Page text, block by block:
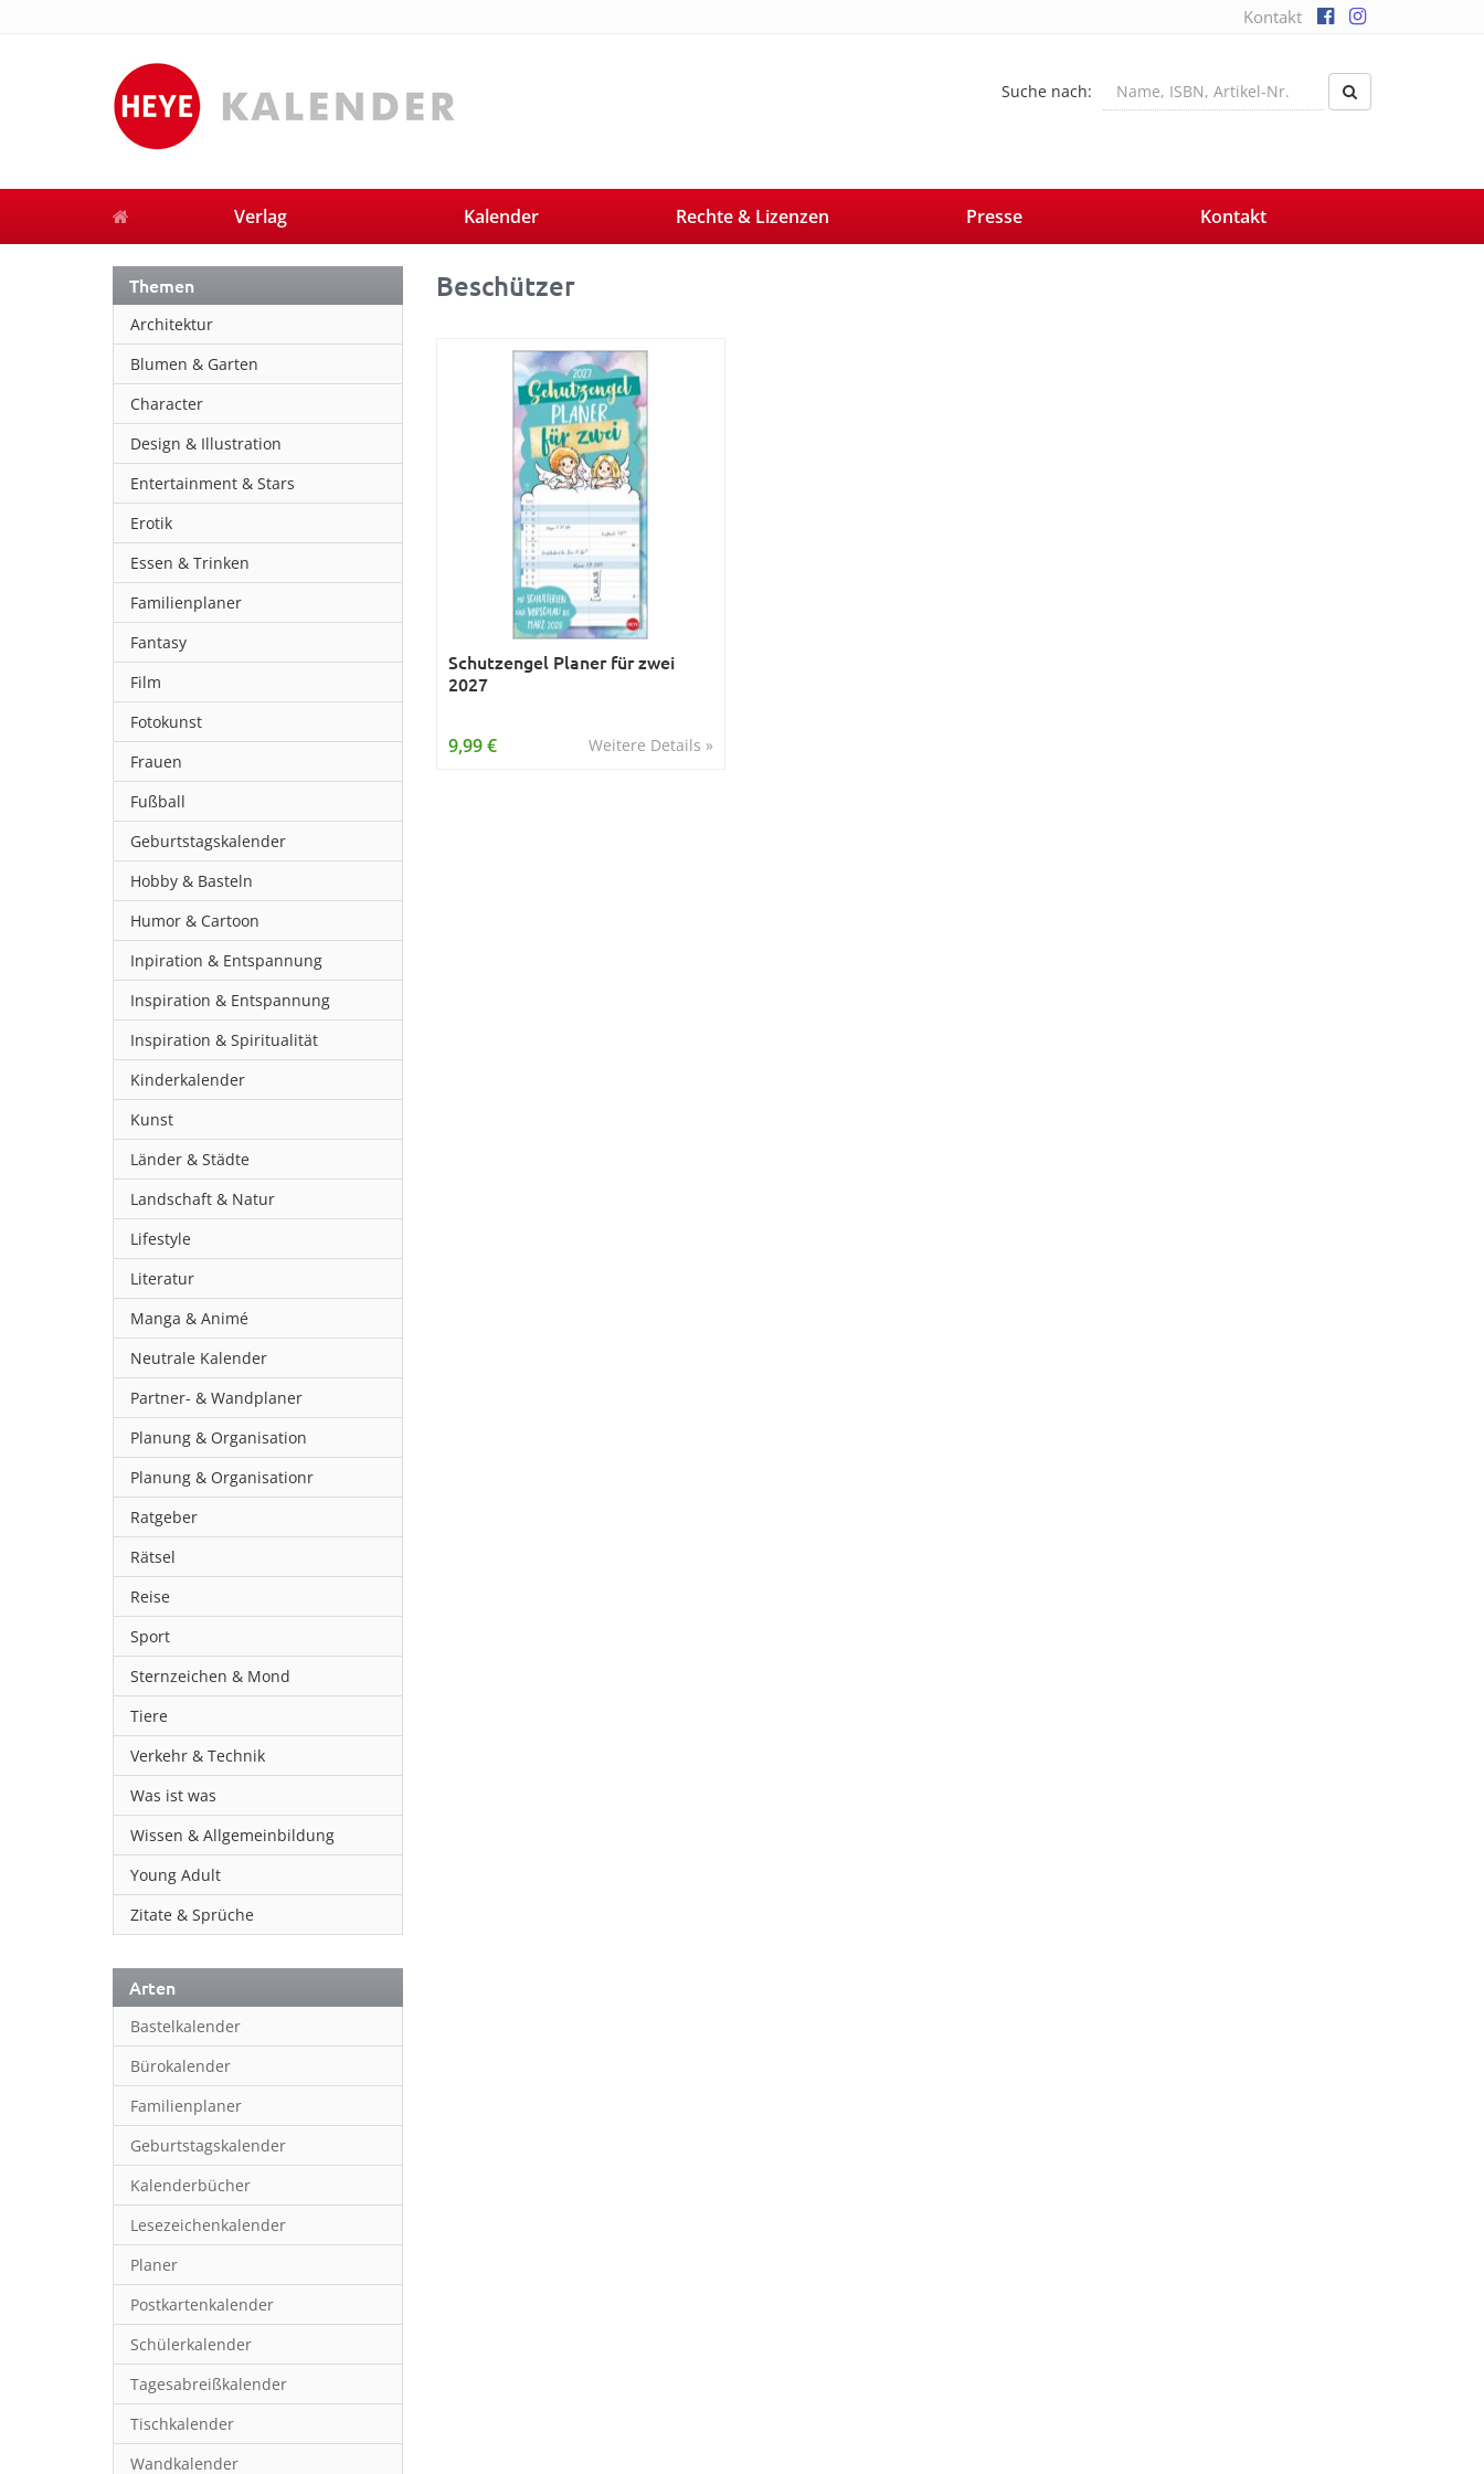
Kontakt
Suche nach:
Verlag Kalender Rechte & Lizenzen Presse Kontakt
Themen
Architektur
Blumen & Garten
Character
Design & Illustration
Entertainment & Stars
Erotik
Essen & Trinken
Familienplaner
Fantasy
Film
Fotokunst
Frauen
Fußball
Geburtstagskalender
Hobby & Basteln
Humor & Cartoon
Inpiration & Entspannung
Inspiration & Entspannung
Inspiration & Spiritualität
Kinderkalender
Kunst
Länder & Städte
Landschaft & Natur
Lifestyle
Literatur
Manga & Animé
Neutrale Kalender
Partner- & Wandplaner
Planung & Organisation
Planung & Organisationr
Ratgeber
Rätsel
Reise
Sport
Sternzeichen & Mond
Tiere
Verkehr & Technik
Was ist was
Wissen & Allgemeinbildung
Young Adult
Zitate & Sprüche
Arten
Bastelkalender
Bürokalender
Familienplaner
Geburtstagskalender
Kalenderbücher
Lesezeichenkalender
Planer
Postkartenkalender
Schülerkalender
Tagesabreißkalender
Tischkalender
Wandkalender
Beschützer
Schutzengel Planer für zwei
2027
Weitere Details »
9,99 €